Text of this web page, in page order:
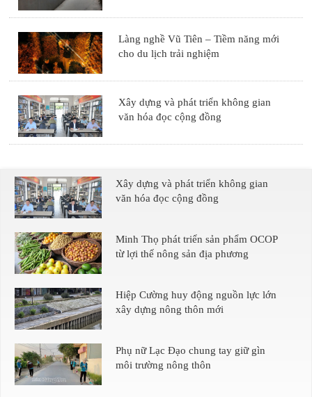
Làng nghề Vũ Tiên – Tiềm năng mới
cho du lịch trải nghiệm
Xây dựng và phát triển không gian
văn hóa đọc cộng đồng
Xây dựng và phát triển không gian
văn hóa đọc cộng đồng
Minh Thọ phát triển sản phẩm OCOP
từ lợi thế nông sản địa phương
Hiệp Cường huy động nguồn lực lớn
xây dựng nông thôn mới
Phụ nữ Lạc Đạo chung tay giữ gìn
môi trường nông thôn